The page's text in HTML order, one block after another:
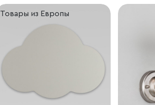
Товары из Европы